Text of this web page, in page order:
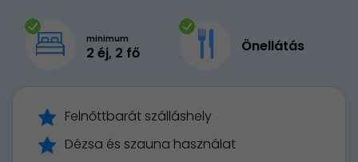
minimum
2 éj, 2 fő Önellátás
Felnőttbarát szálláshely
Dézsa és szauna használat